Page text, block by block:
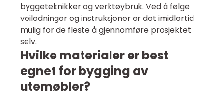
byggeteknikker og verktøybruk. Ved å følge
veiledninger og instruksjoner er det imidlertid
mulig for de fleste å gjennomføre prosjektet
selv.
Hvilke materialer er best
egnet for bygging av
utemøbler?